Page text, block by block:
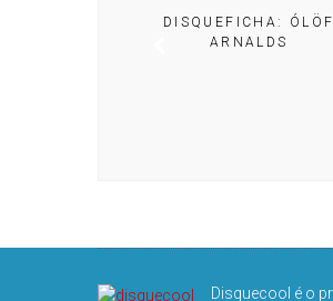
DISQUEFICHA: ÓLÖF
ARNALDS